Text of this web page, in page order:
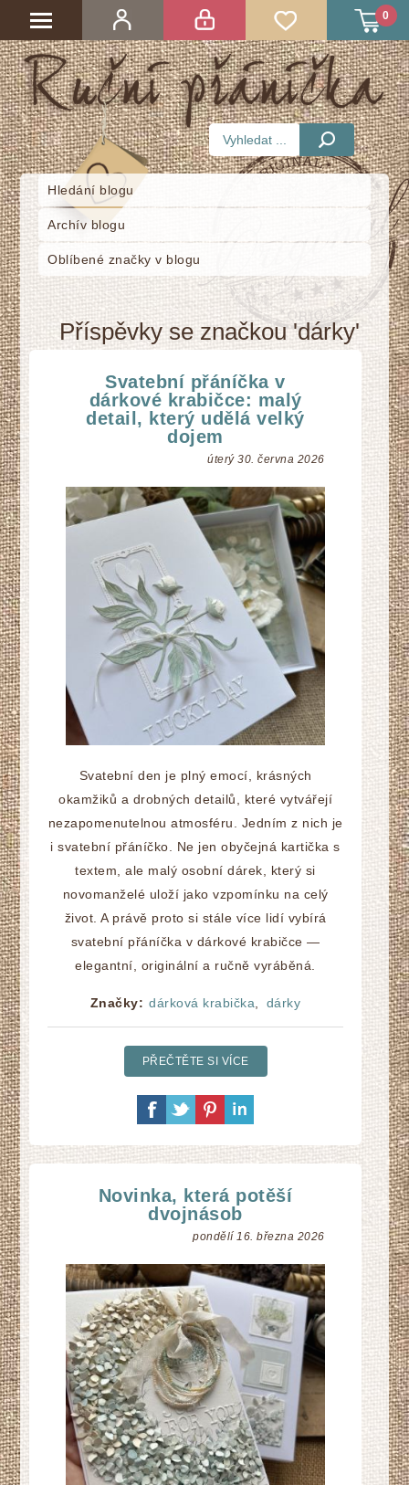
0
Hledání blogu
Archív blogu
Oblíbené značky v blogu
Příspěvky se značkou 'dárky'
Svatební přáníčka v
dárkové krabičce: malý
detail, který udělá velký
dojem
úterý 30. června 2026
Svatební den je plný emocí, krásných
okamžiků a drobných detailů, které vytvářejí
nezapomenutelnou atmosféru. Jedním z nich je
i svatební přáníčko. Ne jen obyčejná kartička s
textem, ale malý osobní dárek, který si
novomanželé uloží jako vzpomínku na celý
život. A právě proto si stále více lidí vybírá
svatební přáníčka v dárkové krabičce —
elegantní, originální a ručně vyráběná.
Značky: dárková krabička dárky
PŘEČTĚTE SI VÍCE
Novinka, která potěší
dvojnásob
pondělí 16. března 2026